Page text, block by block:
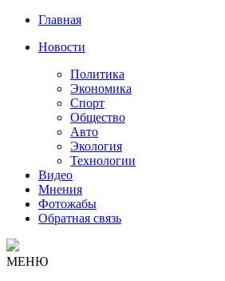
Главная
Новости
Политика
Экономика
Спорт
Общество
Авто
Экология
Технологии
Видео
Мнения
Фотожабы
Обратная связь
МЕНЮ